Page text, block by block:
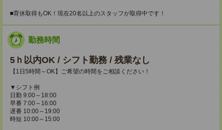
■育休取得もOK！現在20名以上のスタッフが取得中です！
勤務時間
5ｈ以内OK / シフト勤務 / 残業なし
【1日5時間～OK】ご希望の時間をご相談ください！
▼シフト例
日勤 9:00～18:00
早番 7:00～16:00
遅番 10:00～19:00
時短 10:00～15:00